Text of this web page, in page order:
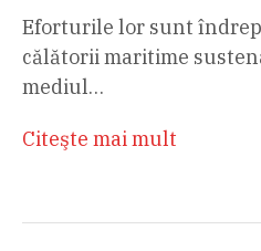
Eforturile lor sunt
călătorii maritime
mediul…
Citeşte mai mult